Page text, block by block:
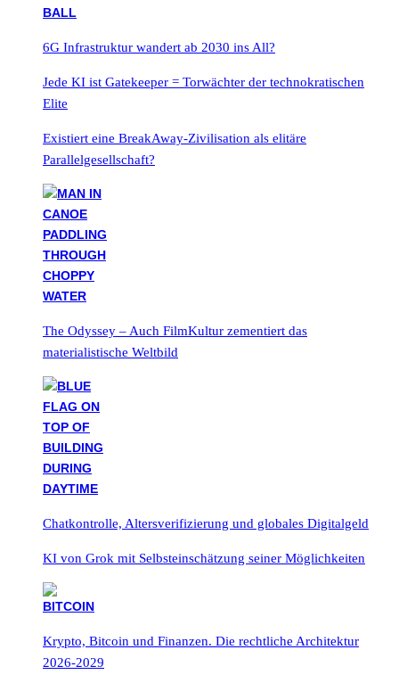
6G Infrastruktur wandert ab 2030 ins All?
Jede KI ist Gatekeeper = Torwächter der technokratischen
Elite
Existiert eine BreakAway-Zivilisation als elitäre
Parallelgesellschaft?
The Odyssey – Auch FilmKultur zementiert das
materialistische Weltbild
Chatkontrolle, Altersverifizierung und globales Digitalgeld
KI von Grok mit Selbsteinschätzung seiner Möglichkeiten
Krypto, Bitcoin und Finanzen. Die rechtliche Architektur
2026-2029